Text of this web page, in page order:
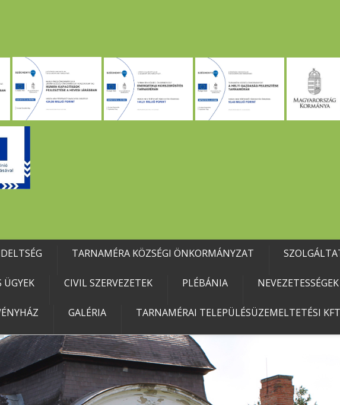
TARNAMÉRA KÖZSÉGI ÖNKORMÁNYZAT
CIVIL SZERVEZETEK PLÉBÁNIA NEVEZETESSÉGEK
GALÉRIA TARNAMÉRAI TELEPÜLÉSÜZEMELTETÉSI